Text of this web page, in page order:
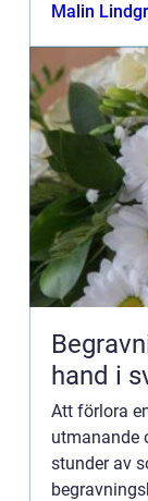
Malin
hand i
Att förlora
utmanande
stunder av